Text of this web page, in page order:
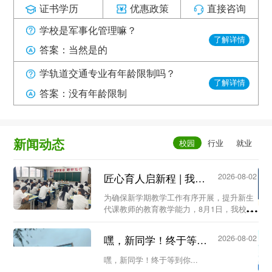
证书学历
优惠政策
直接咨询
学校是军事化管理嘛？
答案：当然是的
了解详情
学轨道交通专业有年龄限制吗？
答案：没有年龄限制
了解详情
新闻动态
匠心育人启新程 | 我校召开新生代课教师教学工作专题会议...
2026-08-02
为确保新学期教学工作有序开展，提升新生
代课教师的教育教学能力，8月1日，我校教
主任何欣蔚及全体新生代课教师参加会
议。...
嘿，新同学！终于等到你...
2026-08-02
嘿，新同学！终于等到你...